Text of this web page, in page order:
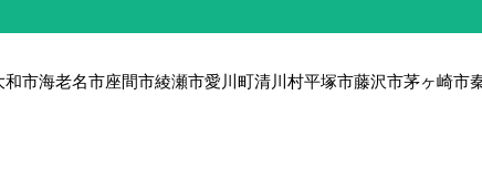
和市海老名市座間市綾瀬市愛川町清川村平塚市藤沢市茅ヶ崎市